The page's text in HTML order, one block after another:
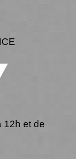
12h et de